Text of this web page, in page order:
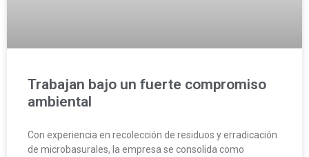
Trabajan bajo un fuerte compromiso
ambiental
Con experiencia en recolección de residuos y erradicación
de microbasurales, la empresa se consolida como